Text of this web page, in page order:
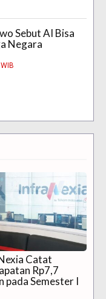
Sebut AI Bisa
Negara
Catat
Rp7,7
pada Semester I